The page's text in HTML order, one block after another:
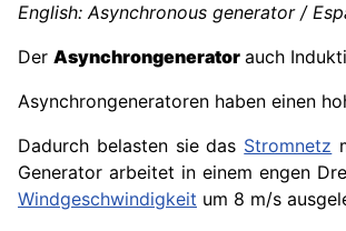
English: Asynchronous generator /
Der Asynchrongenerator auch
Asynchrongeneratoren haben einen
Dadurch belasten sie das Stromnetz
Generator arbeitet in einem engen
Windgeschwindigkeit um 8 m/s